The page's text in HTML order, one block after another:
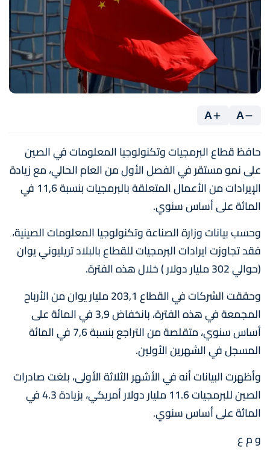
A
A
حافظ قطاع البرمجيات وتكنولوجيا المعلومات في الصين
على نمو مستقر في الفصل الأول من العام الحالي، مع زيادة
الإيرادات من الأعمال المتعلقة بالبرمجيات بنسبة 11,6 في
المائة على أساس سنوي.
وحسب بيانات وزارة الصناعة وتكنولوجيا المعلومات الصينية،
فقد تجاوزت ايرادات البرمجيات للقطاع بالبلاد تريليوني يوان
(حوالي 302 مليار دولار ) خلال هذه الفترة.
وحققت الشركات في القطاع 203,1 مليار يوان من الأرباح
المجمعة في هذه الفترة، بانخفاض 3,9 في المائة على
أساس سنوي، متقلصة من التراجع بنسبة 7,6 في المائة
المسجل في الشهرين الأولين.
وأظهرت البيانات أنه في الأشهر الثلاثة الأولى، بلغت صادرات
الصين للبرمجيات 11.6 مليار دولار أمريكي، بزيادة 4.3 في
المائة على أساس سنوي.
و م ع